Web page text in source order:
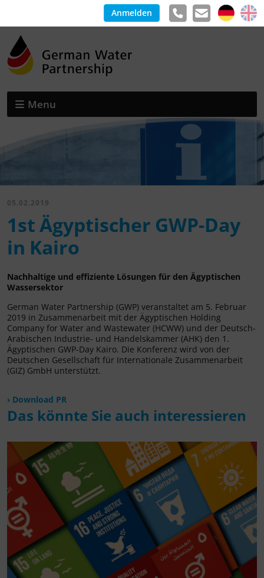
Anmelden
Menu
05.02.2019
1st Ägyptischer GWP-Day
in Kairo
Nachhaltige und effiziente Lösungen für den Ägyptischen
Wassersektor
German Water Partnership (GWP) veranstaltet am 5. Februar
2019 in Zusammenarbeit mit der Ägyptischen Holding
Company for Water and Wastewater (HCWW) und der Deutsch-
Arabischen Industrie- und Handelskammer (AHK) den 1.
Ägyptischen GWP-Day Kairo. Die Konferenz wird von der
Deutschen Gesellschaft für Internationale Zusammenarbeit
(GIZ) GmbH unterstützt.
Download PR
Das könnte Sie auch interessieren